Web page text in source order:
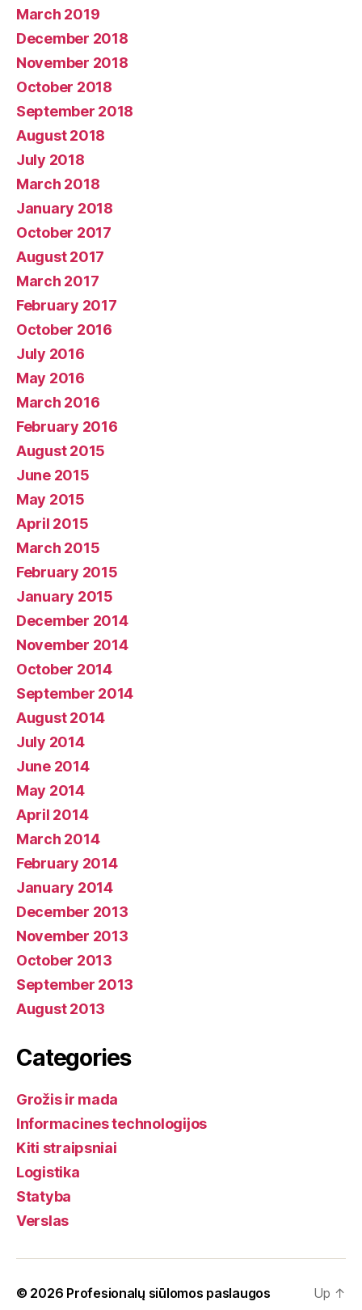
March 2019
December 2018
November 2018
October 2018
September 2018
August 2018
July 2018
March 2018
January 2018
October 2017
August 2017
March 2017
February 2017
October 2016
July 2016
May 2016
March 2016
February 2016
August 2015
June 2015
May 2015
April 2015
March 2015
February 2015
January 2015
December 2014
November 2014
October 2014
September 2014
August 2014
July 2014
June 2014
May 2014
April 2014
March 2014
February 2014
January 2014
December 2013
November 2013
October 2013
September 2013
August 2013
Categories
Grožis ir mada
Informacines technologijos
Kiti straipsniai
Logistika
Statyba
Verslas
© 2026 Profesionalų siūlomos paslaugos Up ↑